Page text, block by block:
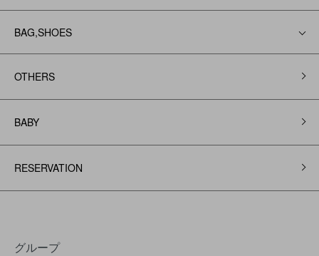
BAG,SHOES
OTHERS
BABY
RESERVATION
グループ